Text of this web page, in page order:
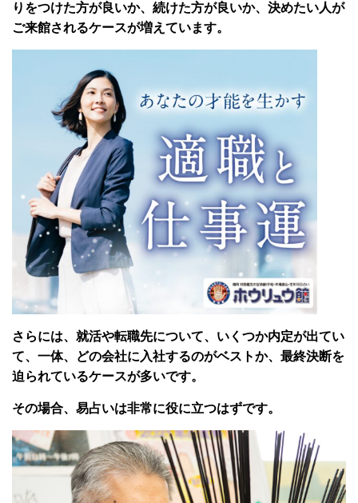
りをつけた方が良いか、続けた方が良いか、決めたい人が
ご来館されるケースが増えています。
さらには、就活や転職先について、いくつか内定が出てい
て、一体、どの会社に入社するのがベストか、最終決断を
迫られているケースが多いです。
その場合、易占いは非常に役に立つはずです。